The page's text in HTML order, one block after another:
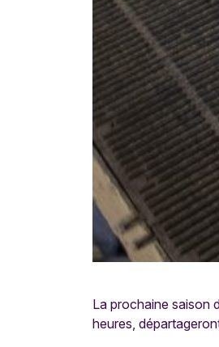
La prochaine saison
heures,